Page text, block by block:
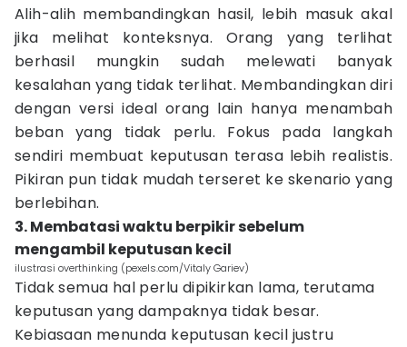
Alih-alih membandingkan hasil, lebih masuk akal
jika melihat konteksnya. Orang yang terlihat
berhasil mungkin sudah melewati banyak
kesalahan yang tidak terlihat. Membandingkan diri
dengan versi ideal orang lain hanya menambah
beban yang tidak perlu. Fokus pada langkah
sendiri membuat keputusan terasa lebih realistis.
Pikiran pun tidak mudah terseret ke skenario yang
berlebihan.
3. Membatasi waktu berpikir sebelum
mengambil keputusan kecil
ilustrasi overthinking (pexels.com/Vitaly Gariev)
Tidak semua hal perlu dipikirkan lama, terutama
keputusan yang dampaknya tidak besar.
Kebiasaan menunda keputusan kecil justru